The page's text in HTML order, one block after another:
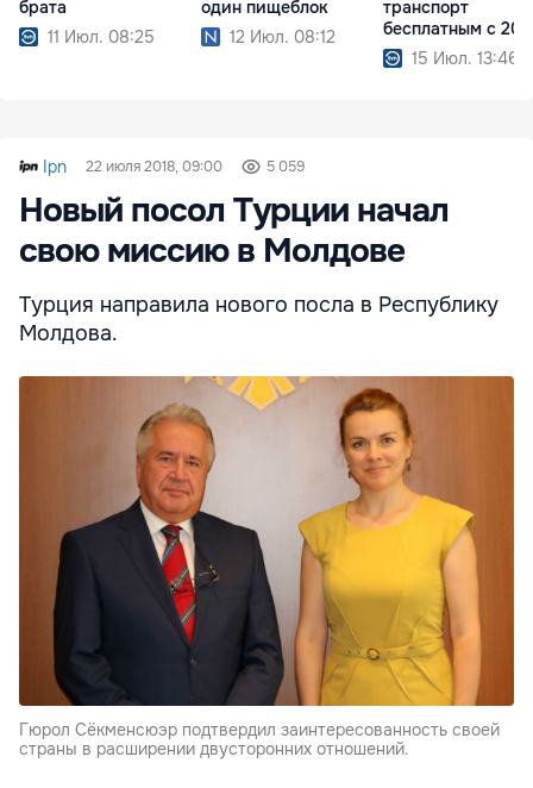
брата
11 Июл. 08:25
один пищеблок
12 Июл. 08:12
транспорт
бесплатным с
года15 Июл. 13:46
Ipn 22 июля 2018, 09:00 5 059
Новый посол Турции начал
свою миссию в Молдове
Турция направила нового посла в Республику
Молдова.
Гюрол Сёкменсюэр подтвердил заинтересованность своей
страны в расширении двусторонних отношений.